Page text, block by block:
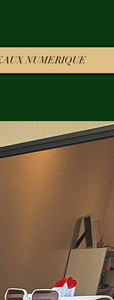
NUMERIQUE